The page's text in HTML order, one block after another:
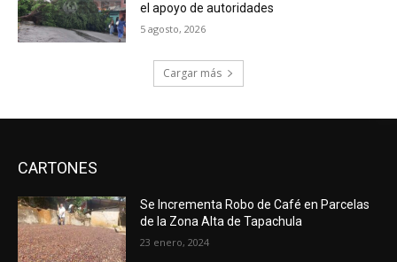
el apoyo de autoridades
5 agosto, 2026
Cargar más
CARTONES
Se Incrementa Robo de Café en Parcelas
de la Zona Alta de Tapachula
23 enero, 2024